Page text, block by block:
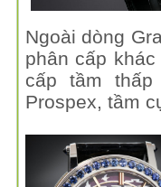
Ngoài dòng
phân cấp
cấp tầm
Prospex, tầm